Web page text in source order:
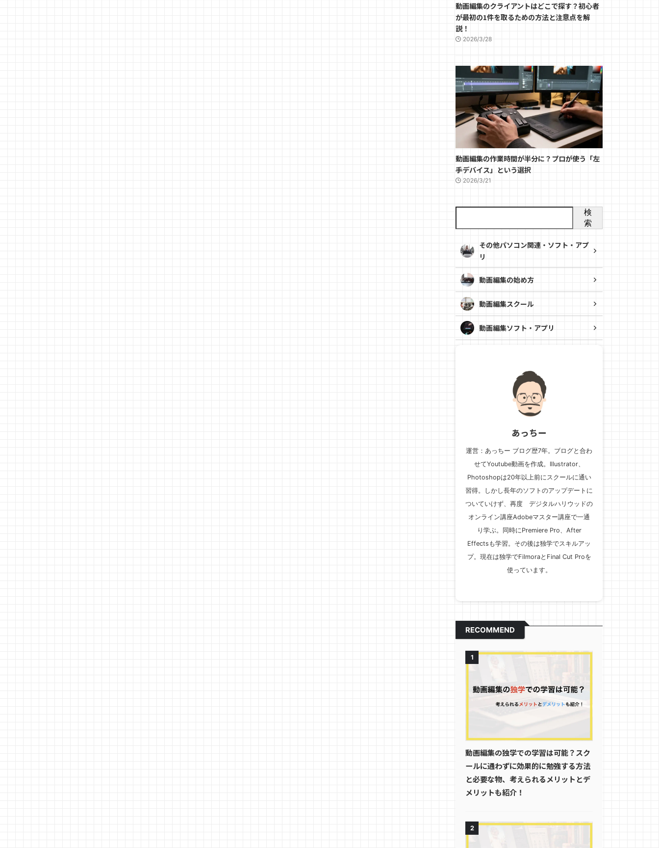
動画編集のクライアントはどこで探す？初心者
が最初の1件を取るための方法と注意点を解
説！
2026/3/28
動画編集の作業時間が半分に？プロが使う「左
手デバイス」という選択
2026/3/21
検
索
その他パソコン関連・ソフト・アプ
リ
動画編集の始め方
動画編集スクール
動画編集ソフト・アプリ
あっちー
運営：あっちー ブログ歴7年。ブログと合わ
せてYoutube動画を作成。Illustrator、
Photoshopは20年以上前にスクールに通い
習得。しかし長年のソフトのアップデートに
ついていけず、再度 デジタルハリウッドの
オンライン講座Adobeマスター講座で一通
り学ぶ。同時にPremiere Pro、After
Effectsも学習。その後は独学でスキルアッ
プ。現在は独学でFilmoraとFinal Cut Proを
使っています。
RECOMMEND
1
動画編集の独学での学習は可能？スク
ールに通わずに効果的に勉強する方法
と必要な物、考えられるメリットとデ
メリットも紹介！
2